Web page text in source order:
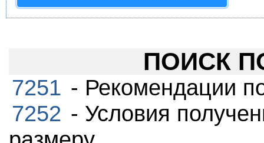
ПОИСК
7251 - Рекомендации
7252 - Условия